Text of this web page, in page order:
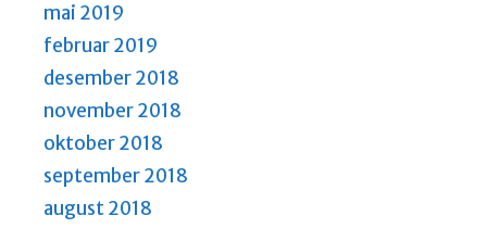
mai 2019
februar 2019
desember 2018
november 2018
oktober 2018
september 2018
august 2018